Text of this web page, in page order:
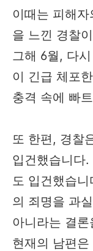
이때는 피해
을 느낀 경찰
그해 6월, ​다
이 긴급 체포
충격 속에 빠
또 한편, 경찰
입건했습니다
도 입건했습
의 죄명을 과
아니라는 결
현재의 남편